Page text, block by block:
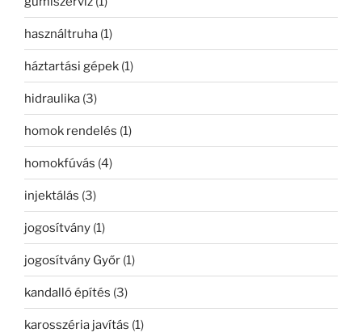
használtruha (1)
háztartási gépek (1)
hidraulika (3)
homok rendelés (1)
homokfúvás (4)
injektálás (3)
jogosítvány (1)
jogosítvány Győr (1)
kandalló építés (3)
karosszéria javítás (1)